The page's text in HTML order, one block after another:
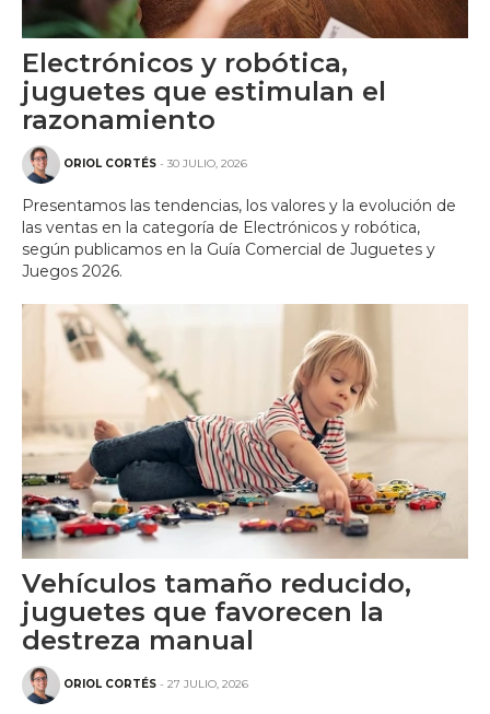
Electrónicos y robótica,
juguetes que estimulan el
razonamiento
ORIOL CORTÉS - 30 JULIO, 2026
Presentamos las tendencias, los valores y la evolución de
las ventas en la categoría de Electrónicos y robótica,
según publicamos en la Guía Comercial de Juguetes y
Juegos 2026.
Vehículos tamaño reducido,
juguetes que favorecen la
destreza manual
ORIOL CORTÉS - 27 JULIO, 2026